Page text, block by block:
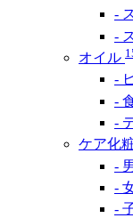
-
-
オイル
-
-
-
ケア化
-
-
-